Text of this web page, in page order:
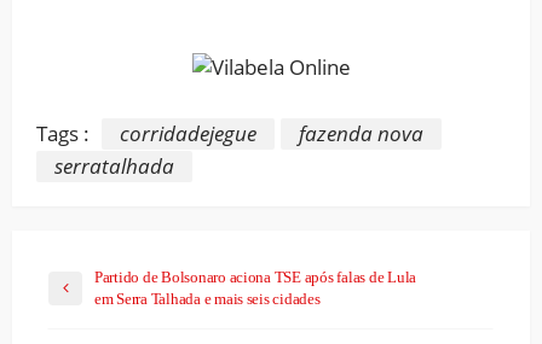
Tags : corridadejegue
fazenda nova
serratalhada
Partido de Bolsonaro aciona TSE após falas de Lula
em Serra Talhada e mais seis cidades